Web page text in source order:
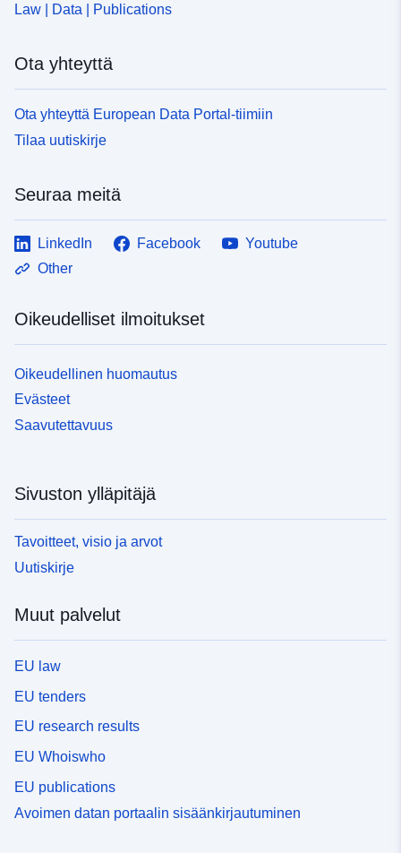
Law | Data | Publications
Ota yhteyttä
Ota yhteyttä European Data Portal-tiimiin
Tilaa uutiskirje
Seuraa meitä
LinkedIn Facebook
Youtube
Other
Oikeudelliset ilmoitukset
Oikeudellinen huomautus
Evästeet
Saavutettavuus
Sivuston ylläpitäjä
Tavoitteet, visio ja arvot
Uutiskirje
Muut palvelut
EU law
EU tenders
EU research results
EU Whoiswho
EU publications
Avoimen datan portaalin sisäänkirjautuminen